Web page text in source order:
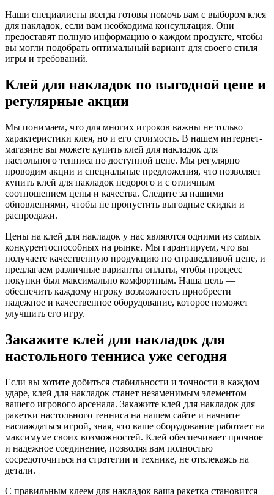
Наши специалисты всегда готовы помочь вам с выбором клея
для накладок, если вам необходима консультация. Они
предоставят полную информацию о каждом продукте, чтобы
вы могли подобрать оптимальный вариант для своего стиля
игры и требований.
Клей для накладок по выгодной цене и
регулярные акции
Мы понимаем, что для многих игроков важны не только
характеристики клея, но и его стоимость. В нашем интернет-
магазине вы можете купить клей для накладок для
настольного тенниса по доступной цене. Мы регулярно
проводим акции и специальные предложения, что позволяет
купить клей для накладок недорого и с отличным
соотношением цены и качества. Следите за нашими
обновлениями, чтобы не пропустить выгодные скидки и
распродажи.
Цены на клей для накладок у нас являются одними из самых
конкурентоспособных на рынке. Мы гарантируем, что вы
получаете качественную продукцию по справедливой цене, и
предлагаем различные варианты оплаты, чтобы процесс
покупки был максимально комфортным. Наша цель —
обеспечить каждому игроку возможность приобрести
надежное и качественное оборудование, которое поможет
улучшить его игру.
Закажите клей для накладок для
настольного тенниса уже сегодня
Если вы хотите добиться стабильности и точности в каждом
ударе, клей для накладок станет незаменимым элементом
вашего игрового арсенала. Закажите клей для накладок для
ракетки настольного тенниса на нашем сайте и начните
наслаждаться игрой, зная, что ваше оборудование работает на
максимуме своих возможностей. Клей обеспечивает прочное
и надежное соединение, позволяя вам полностью
сосредоточиться на стратегии и технике, не отвлекаясь на
детали.
С правильным клеем для накладок ваша ракетка становится